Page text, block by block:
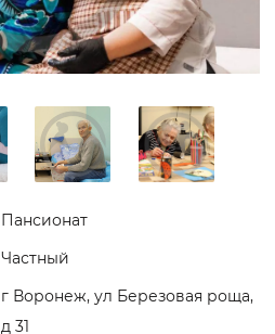
Пансионат
Частный
г Воронеж, ул Березовая роща,
д 31